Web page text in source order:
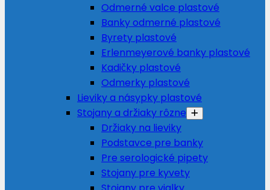
Odmerné valce plastové
Banky odmerné plastové
Byrety plastové
Erlenmeyerové banky plastové
Kadičky plastové
Odmerky plastové
Lieviky a násypky plastové
Stojany a držiaky rôzne
Držiaky na lieviky
Podstavce pre banky
Pre serologické pipety
Stojany pre kyvety